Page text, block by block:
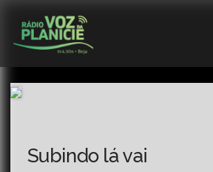
Subindo lá vai